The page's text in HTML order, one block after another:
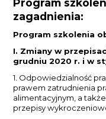
Program
zagadnienia:
Program szkolenia
I. Zmiany w
grudniu 2020 r. i w
1. Odpowiedzialność
prawem zatrudnienia
alimentacyjnym, a
przepisy